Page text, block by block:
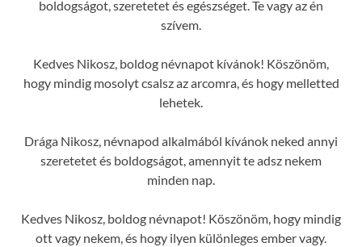
boldogságot, szeretetet és egészséget. Te vagy az én
szívem.
Kedves Nikosz, boldog névnapot kívánok! Köszönöm,
hogy mindig mosolyt csalsz az arcomra, és hogy melletted
lehetek.
Drága Nikosz, névnapod alkalmából kívánok neked annyi
szeretetet és boldogságot, amennyit te adsz nekem
minden nap.
Kedves Nikosz, boldog névnapot! Köszönöm, hogy mindig
ott vagy nekem, és hogy ilyen különleges ember vagy.